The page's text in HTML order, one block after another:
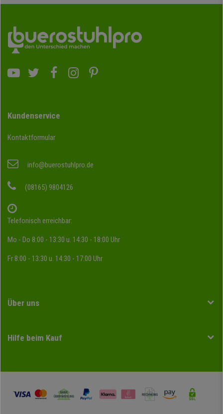
Kundenservice
Kontaktformular
info@buerostuhlpro.de
(08165) 9804126
Telefonisch erreichbar:
Mo - Do 8:00 - 13:30 u. 14:30 - 18:00 Uhr
Fr 8:00 - 13:30 u. 14:30 - 17:00 Uhr
Über uns
Hilfe beim Kauf